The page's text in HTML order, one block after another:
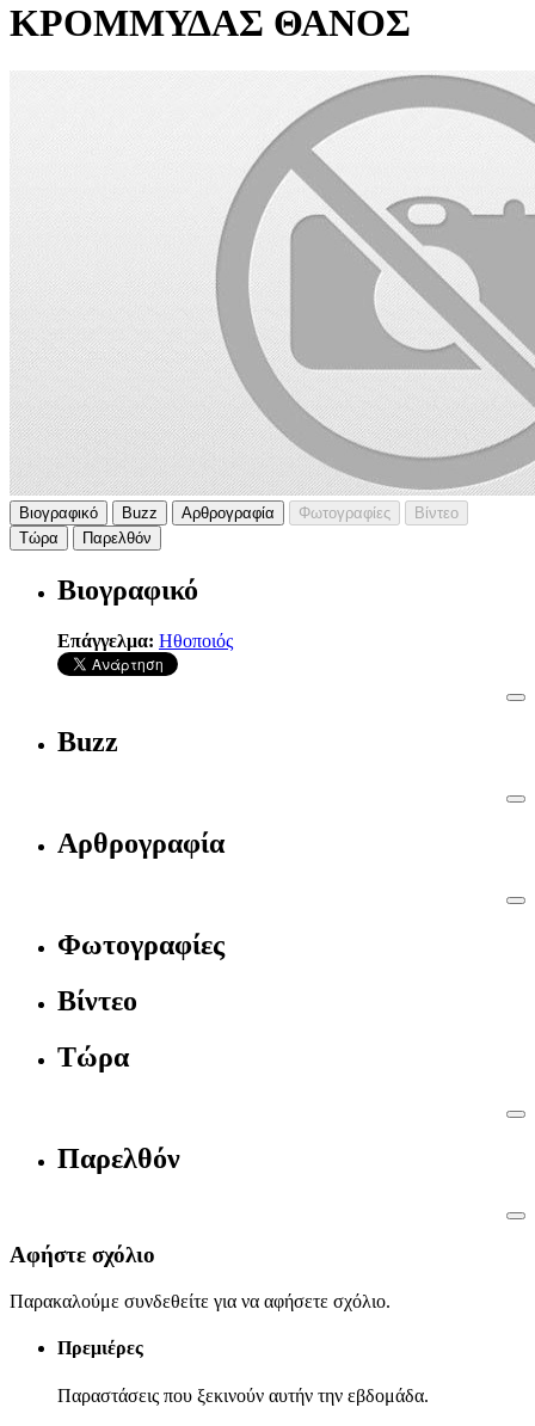
ΚΡΟΜΜΥΔΑΣ ΘΑΝΟΣ
Βιογραφικό Buzz Αρθρογραφία Φωτογραφίες
Βίντεο
Τώρα
Παρελθόν
Βιογραφικό
Επάγγελμα: Ηθοποιός
Buzz
Αρθρογραφία
Φωτογραφίες
Βίντεο
Τώρα
Παρελθόν
Αφήστε σχόλιο
Παρακαλούμε συνδεθείτε για να αφήσετε σχόλιο.
Πρεμιέρες
Παραστάσεις που ξεκινούν αυτήν την εβδομάδα.